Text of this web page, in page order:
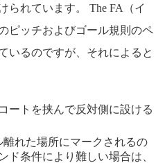
られています。 The FA（イ
ピッチおよびゴール規則のペ
いるのですが、それによると
ートを挟んで反対側に設ける
れた場所にマークされるの
ド条件により難しい場合は、